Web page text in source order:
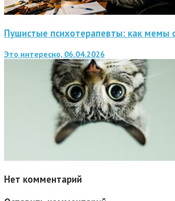
Пушистые психотерапевты: как мемы
Это интересно, 06.04.2026
Нет комментарий